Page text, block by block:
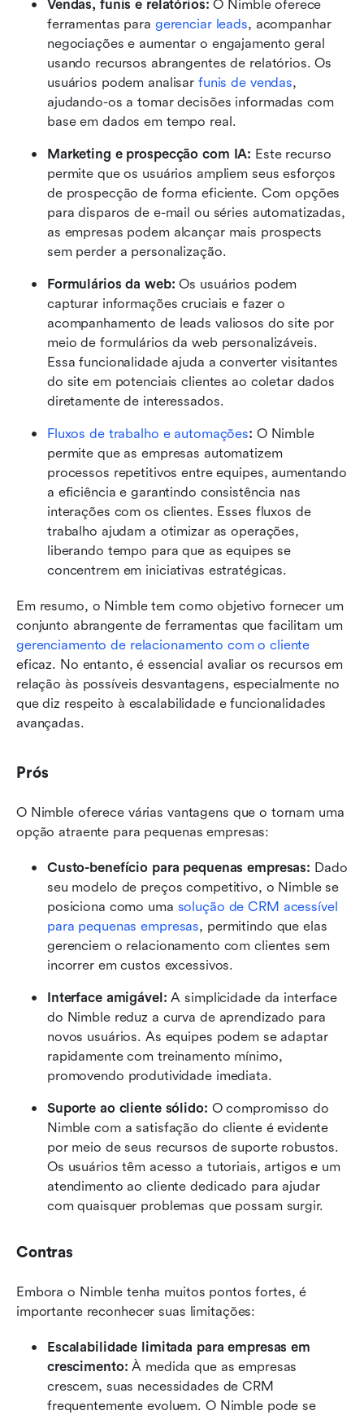
Vendas, funis e relatórios: O Nimble oferece
ferramentas para gerenciar leads, acompanhar
negociações e aumentar o engajamento geral
usando recursos abrangentes de relatórios. Os
usuários podem analisar funis de vendas,
ajudando-os a tomar decisões informadas com
base em dados em tempo real.
Marketing e prospecção com IA: Este recurso
permite que os usuários ampliem seus esforços
de prospecção de forma eficiente. Com opções
para disparos de e-mail ou séries automatizadas,
as empresas podem alcançar mais prospects
sem perder a personalização.
Formulários da web: Os usuários podem
capturar informações cruciais e fazer o
acompanhamento de leads valiosos do site por
meio de formulários da web personalizáveis.
Essa funcionalidade ajuda a converter visitantes
do site em potenciais clientes ao coletar dados
diretamente de interessados.
Fluxos de trabalho e automações: O Nimble
permite que as empresas automatizem
processos repetitivos entre equipes, aumentando
a eficiência e garantindo consistência nas
interações com os clientes. Esses fluxos de
trabalho ajudam a otimizar as operações,
liberando tempo para que as equipes se
concentrem em iniciativas estratégicas.
Em resumo, o Nimble tem como objetivo fornecer um
conjunto abrangente de ferramentas que facilitam um
gerenciamento de relacionamento com o cliente
eficaz. No entanto, é essencial avaliar os recursos em
relação às possíveis desvantagens, especialmente no
que diz respeito à escalabilidade e funcionalidades
avançadas.
Prós
O Nimble oferece várias vantagens que o tornam uma
opção atraente para pequenas empresas:
Custo-benefício para pequenas empresas: Dado
seu modelo de preços competitivo, o Nimble se
posiciona como uma solução de CRM acessível
para pequenas empresas, permitindo que elas
gerenciem o relacionamento com clientes sem
incorrer em custos excessivos.
Interface amigável: A simplicidade da interface
do Nimble reduz a curva de aprendizado para
novos usuários. As equipes podem se adaptar
rapidamente com treinamento mínimo,
promovendo produtividade imediata.
Suporte ao cliente sólido: O compromisso do
Nimble com a satisfação do cliente é evidente
por meio de seus recursos de suporte robustos.
Os usuários têm acesso a tutoriais, artigos e um
atendimento ao cliente dedicado para ajudar
com quaisquer problemas que possam surgir.
Contras
Embora o Nimble tenha muitos pontos fortes, é
importante reconhecer suas limitações:
Escalabilidade limitada para empresas em
crescimento: À medida que as empresas
crescem, suas necessidades de CRM
frequentemente evoluem. O Nimble pode se